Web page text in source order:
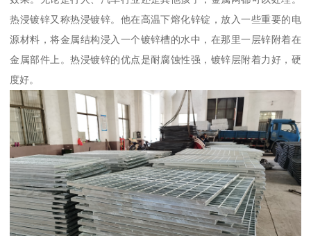
热浸镀锌又称热浸镀锌。他在高温下熔化锌锭，放入一些重要的电
源材料，将金属结构浸入一个镀锌槽的水中，在那里一层锌附着在
金属部件上。热浸镀锌的优点是耐腐蚀性强，镀锌层附着力好，硬
度好。